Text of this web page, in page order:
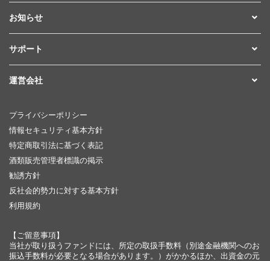
お知らせ
サポート
運営会社
プライバシーポリシー
情報セキュリティ基本方針
特定商取引法に基づく表記
酒類販売管理者標識の掲示
勧誘方針
反社会的勢力に対する基本方針
利用規約
【ご留意事項】
当社が取り扱うファンドには、所定の取扱手数料（別途金融機関へのお
振込手数料が必要となる場合があります。）がかかるほか、出資金の元